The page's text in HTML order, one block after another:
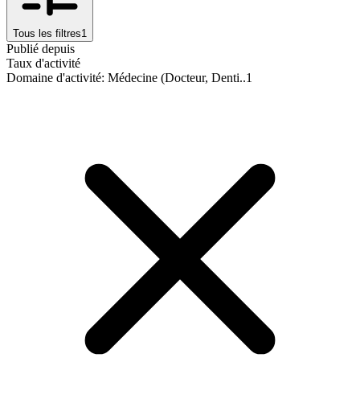
Tous les filtres1
Publié depuis
Taux d'activité
Domaine d'activité: Médecine (Docteur, Denti..1